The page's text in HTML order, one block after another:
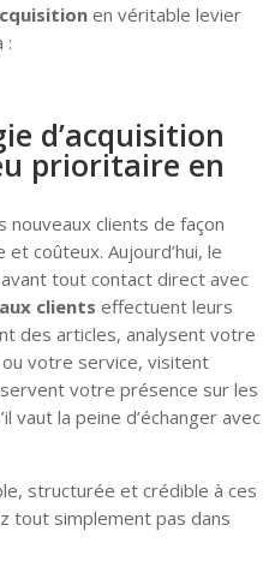
en véritable levier
:
d’acquisition
prioritaire en
nouveaux clients de façon
coûteux. Aujourd’hui, le
tout contact direct avec
clients effectuent leurs
des articles, analysent votre
votre service, visitent
votre présence sur les
vaut la peine d’échanger avec
structurée et crédible à ces
tout simplement pas dans